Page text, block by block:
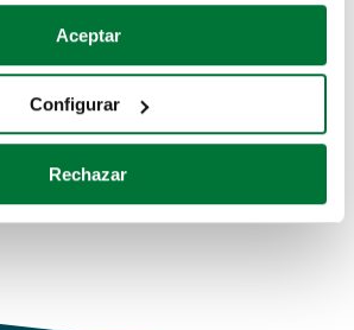
quisiéramos:
sobre su ubicación geográfica
analizándolo activamente
específicas (huellas
sobre cómo se procesan sus
Aceptar
Configurar
Rechazar
mano